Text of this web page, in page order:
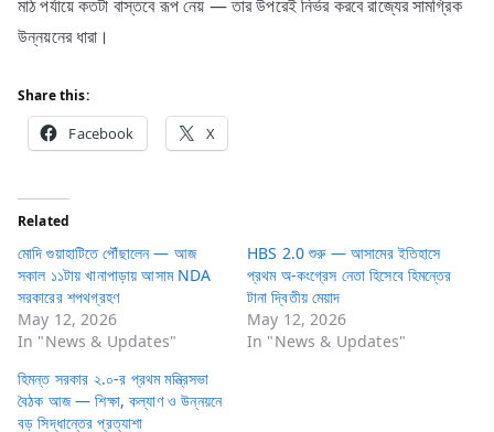
মাঠ পর্যায়ে কতটা বাস্তবে রূপ নেয় — তার উপরেই নির্ভর করবে রাজ্যের সামগ্রিক
উন্নয়নের ধারা।
Share this:
Facebook X
Related
মোদি গুয়াহাটিতে পৌঁছালেন — আজ
সকাল ১১টায় খানাপাড়ায় আসাম NDA
সরকারের শপথগ্রহণ
May 12, 2026
In "News & Updates"
HBS 2.0 শুরু — আসামের ইতিহাসে
প্রথম অ-কংগ্রেস নেতা হিসেবে হিমন্তের
টানা দ্বিতীয় মেয়াদ
May 12, 2026
In "News & Updates"
হিমন্ত সরকার ২.০-র প্রথম মন্ত্রিসভা
বৈঠক আজ — শিক্ষা, কল্যাণ ও উন্নয়নে
বড় সিদ্ধান্তের প্রত্যাশা